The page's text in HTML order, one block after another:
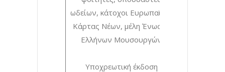
ωδείων, κάτοχοι Ευρωπαϊκής
Κάρτας Νέων, μέλη Ένωσης
Ελλήνων Μουσουργών
Υποχρεωτική έκδοση